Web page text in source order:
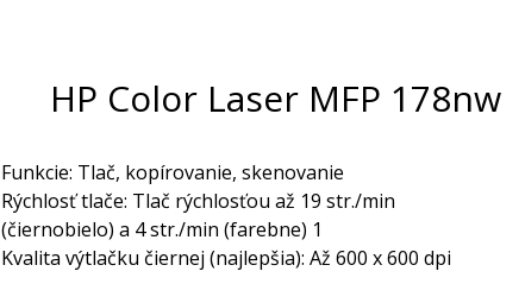
HP Color Laser MFP 178nw
Funkcie: Tlač, kopírovanie, skenovanie
Rýchlosť tlače: Tlač rýchlosťou až 19 str./min
(čiernobielo) a 4 str./min (farebne) 1
Kvalita výtlačku čiernej (najlepšia): Až 600 x 600 dpi